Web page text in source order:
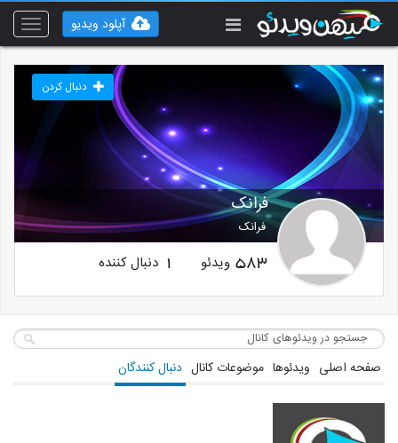
Toggle
آپلود ویدیو
فرانک
فرانک
دنبال کردن
583 ویدئو 1 دنبال کننده
صفحه اصلی ویدئوها موضوعات کانال دنبال کنندگان